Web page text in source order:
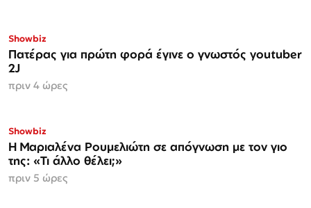
Showbiz
Πατέρας για πρώτη φορά έγινε ο γνωστός youtuber
2J
πριν 4 ώρες
Showbiz
H Μαριαλένα Ρουμελιώτη σε απόγνωση με τον γιο
της: «Τι άλλο θέλει;»
πριν 5 ώρες